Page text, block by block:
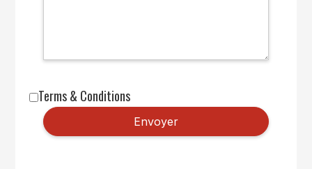
Terms & Conditions